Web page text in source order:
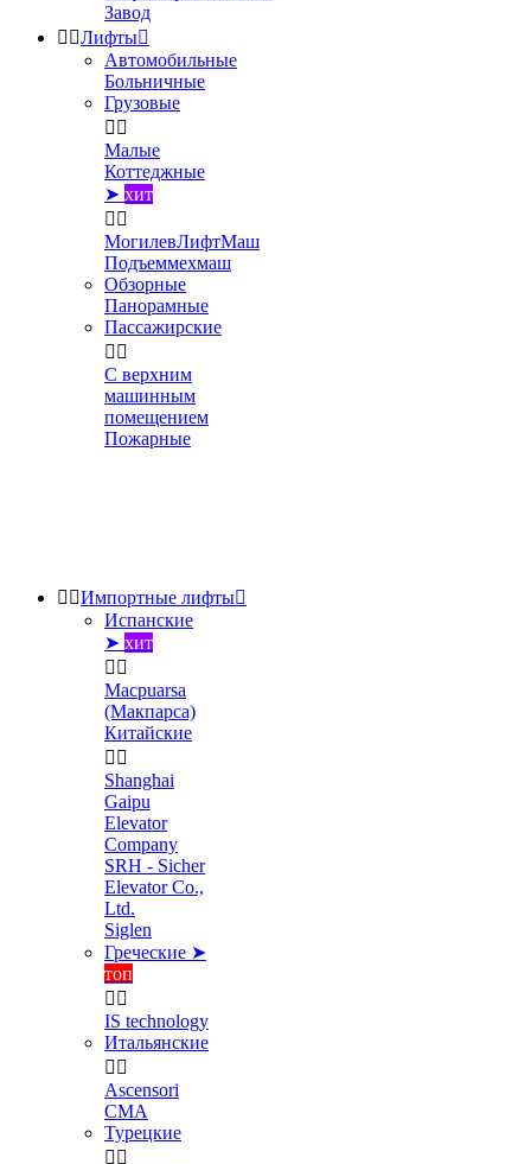
Завод
 Лифты
Автомобильные
Больничные
Грузовые
 
Малые
Коттеджные
➤ хит
 
МогилевЛифтМаш
Подъеммехмаш
Обзорные
Панорамные
Пассажирские
 
С верхним
машинным
помещением
Пожарные
 Импортные лифты
Испанские
➤ хит
 
Macpuarsa
(Макпарса)
Китайские
 
Shanghai
Gaipu
Elevator
Company
SRH - Sicher
Elevator Co.,
Ltd.
Siglen
Греческие ➤
топ
 
IS technology
Итальянские
 
Ascensori
CMA
Турецкие
 